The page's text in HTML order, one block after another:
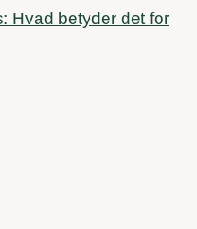
Hvad betyder det for